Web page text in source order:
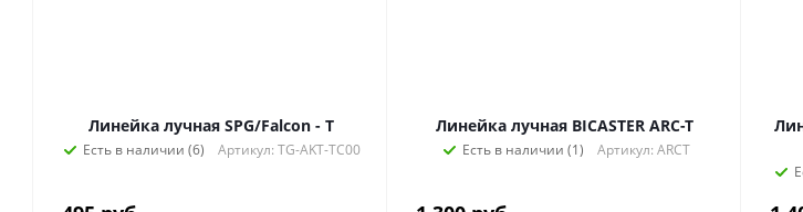
Линейка лучная SPG/Falcon - T
Есть в наличии (6) Артикул: TG-AKT-TC00
Линейка лучная BICASTER ARC-T
Есть в наличии (1) Артикул: ARCT